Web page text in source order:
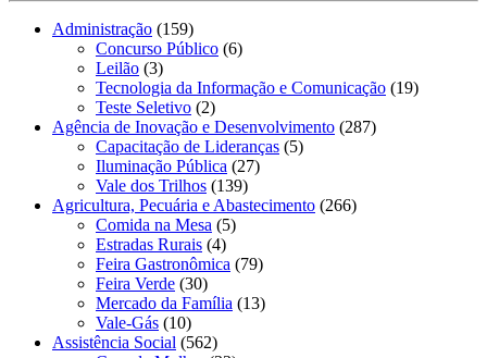
Administração (159)
Concurso Público (6)
Leilão (3)
Tecnologia da Informação e Comunicação (19)
Teste Seletivo (2)
Agência de Inovação e Desenvolvimento (287)
Capacitação de Lideranças (5)
Iluminação Pública (27)
Vale dos Trilhos (139)
Agricultura, Pecuária e Abastecimento (266)
Comida na Mesa (5)
Estradas Rurais (4)
Feira Gastronômica (79)
Feira Verde (30)
Mercado da Família (13)
Vale-Gás (10)
Assistência Social (562)